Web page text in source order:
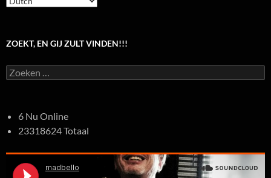
ZOEKT, EN GIJ ZULT VINDEN!!!
Zoeken
naar:
6 Nu Online
23318624 Totaal